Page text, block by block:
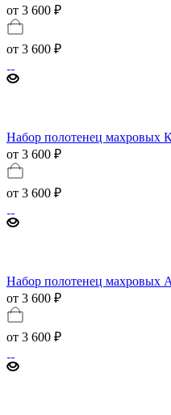
от 3 600 ₽
от 3 600 ₽
Набор полотенец махровых
от 3 600 ₽
от 3 600 ₽
Набор полотенец махровых
от 3 600 ₽
от 3 600 ₽